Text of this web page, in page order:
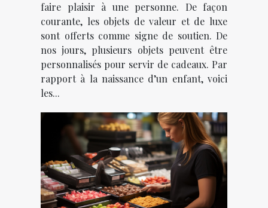
faire plaisir à une personne. De façon
courante, les objets de valeur et de luxe
sont offerts comme signe de soutien. De
nos jours, plusieurs objets peuvent être
personnalisés pour servir de cadeaux. Par
rapport à la naissance d’un enfant, voici
les...